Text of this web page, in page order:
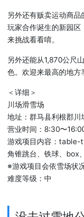
另外还有贩卖运动商
玩家合作诞生的新园区
来挑战看看唷。
另外还能从1,870公尺
色。欢迎来最高的地方
＜详细＞
川场滑雪场
地址：群马县利根郡川
营业时间：8:30〜
游戏项目内容：table-
角锥跳台、铁球、box
※游戏项目会依雪场状
难度等级：中